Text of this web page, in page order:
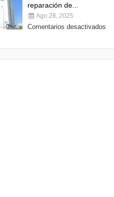
reparación de...
Ago 28, 2025
Comentarios desactivados